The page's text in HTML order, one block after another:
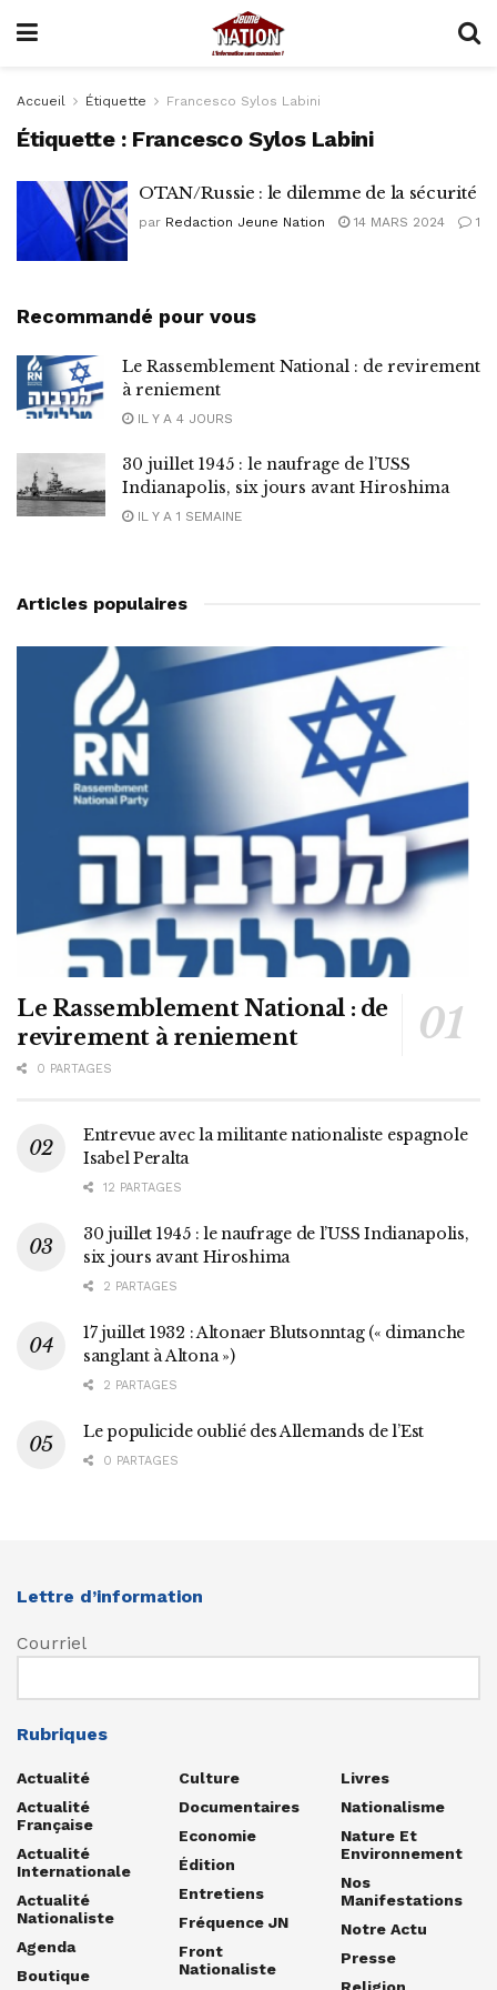
Accueil Étiquette Francesco Sylos Labini
Étiquette : Francesco Sylos Labini
OTAN/Russie : le dilemme de la sécurité
par Redaction Jeune Nation 14 MARS 2024 1
Recommandé pour vous
Le Rassemblement National : de revirement
à reniement
IL Y A 4 JOURS
30 juillet 1945 : le naufrage de l’USS
Indianapolis, six jours avant Hiroshima
IL Y A 1 SEMAINE
Articles populaires
Le Rassemblement National : de
revirement à reniement
0 PARTAGES
Entrevue avec la militante nationaliste espagnole
Isabel Peralta
12 PARTAGES
30 juillet 1945 : le naufrage de l’USS Indianapolis,
six jours avant Hiroshima
2 PARTAGES
17 juillet 1932 : Altonaer Blutsonntag (« dimanche
sanglant à Altona »)
2 PARTAGES
Le populicide oublié des Allemands de l’Est
0 PARTAGES
Lettre d’information
Courriel
Rubriques
Actualité
Actualité
Française
Actualité
Internationale
Actualité
Nationaliste
Agenda
Boutique
Culture
Documentaires
Economie
Édition
Entretiens
Fréquence JN
Front
Nationaliste
Livres
Nationalisme
Nature Et
Environnement
Nos
Manifestations
Notre Actu
Presse